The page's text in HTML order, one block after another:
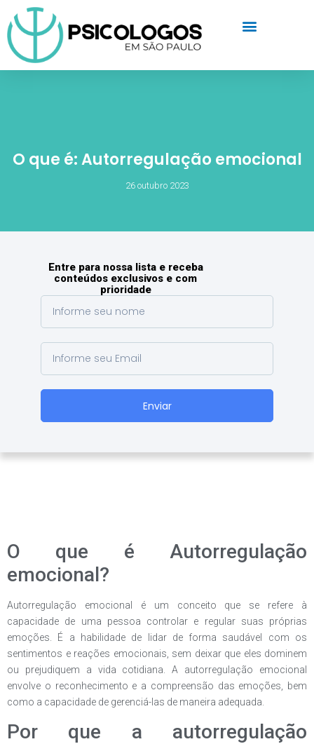
O que é: Autorregulação emocional
26 outubro 2023
Enviar
Entre para nossa lista e receba
conteúdos exclusivos e com
prioridade
O que é Autorregulação
emocional?
Autorregulação emocional é um conceito que se refere à
capacidade de uma pessoa controlar e regular suas próprias
emoções. É a habilidade de lidar de forma saudável com os
sentimentos e reações emocionais, sem deixar que eles dominem
ou prejudiquem a vida cotidiana. A autorregulação emocional
envolve o reconhecimento e a compreensão das emoções, bem
como a capacidade de gerenciá-las de maneira adequada.
Por que a autorregulação